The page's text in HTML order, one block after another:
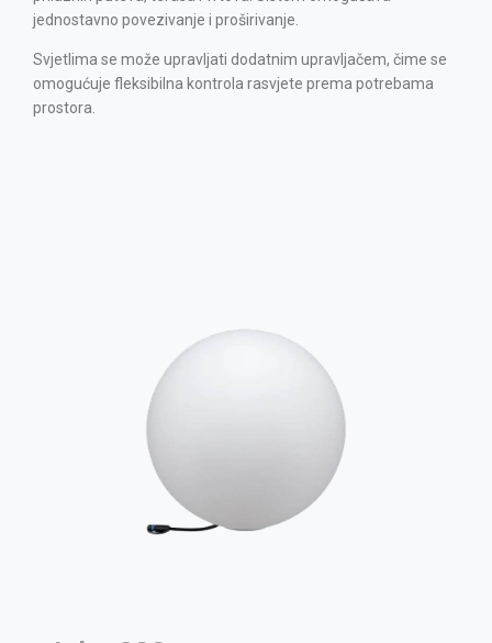
jednostavno povezivanje i proširivanje.
Svjetlima se može upravljati dodatnim upravljačem, čime se
omogućuje fleksibilna kontrola rasvjete prema potrebama
prostora.